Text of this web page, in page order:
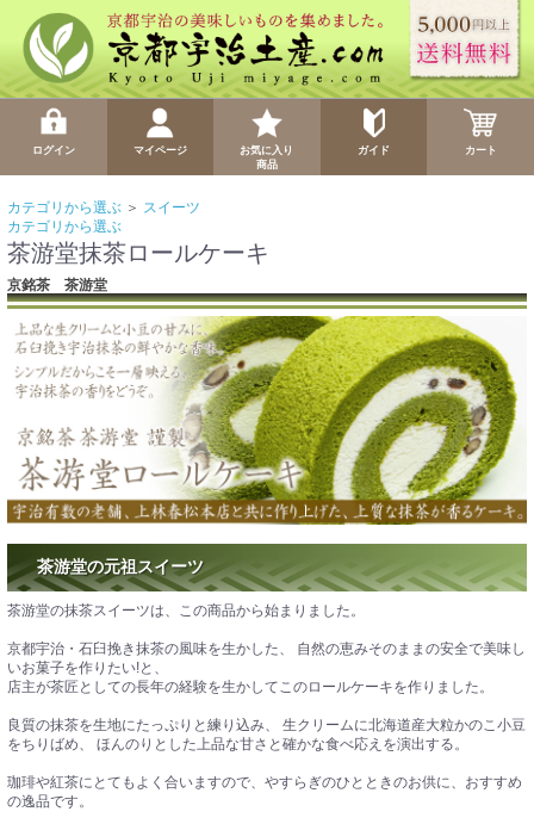
ログイン マイページ
お気に入り
商品
ガイド カート
カテゴリから選ぶ ＞ スイーツ
カテゴリから選ぶ
茶游堂抹茶ロールケーキ
京銘茶 茶游堂
茶游堂の元祖スイーツ
茶游堂の抹茶スイーツは、この商品から始まりました。
京都宇治・石臼挽き抹茶の風味を生かした、 自然の恵みそのままの安全で美味し
いお菓子を作りたい!と、
店主が茶匠としての長年の経験を生かしてこのロールケーキを作りました。
良質の抹茶を生地にたっぷりと練り込み、 生クリームに北海道産大粒かのこ小豆
をちりばめ、 ほんのりとした上品な甘さと確かな食べ応えを演出する。
珈琲や紅茶にとてもよく合いますので、やすらぎのひとときのお供に、おすすめ
の逸品です。